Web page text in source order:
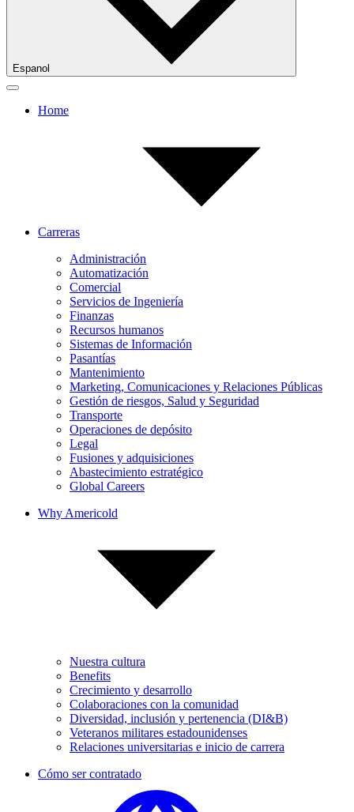
Espanol
Home
Carreras
Administración
Automatización
Comercial
Servicios de Ingeniería
Finanzas
Recursos humanos
Sistemas de Información
Pasantías
Mantenimiento
Marketing, Comunicaciones y Relaciones Públicas
Gestión de riesgos, Salud y Seguridad
Transporte
Operaciones de depósito
Legal
Fusiones y adquisiciones
Abastecimiento estratégico
Global Careers
Why Americold
Nuestra cultura
Benefits
Crecimiento y desarrollo
Colaboraciones con la comunidad
Diversidad, inclusión y pertenencia (DI&B)
Veteranos militares estadounidenses
Relaciones universitarias e inicio de carrera
Cómo ser contratado